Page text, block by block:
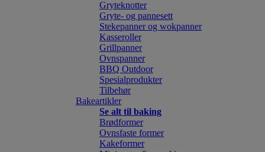
Gryteknotter
Gryte- og pannesett
Stekepanner og wokpanner
Kasseroller
Grillpanner
Ovnspanner
BBQ Outdoor
Spesialprodukter
Tilbehør
Bakeartikler
Se alt til baking
Brødformer
Ovnsfaste former
Kakeformer